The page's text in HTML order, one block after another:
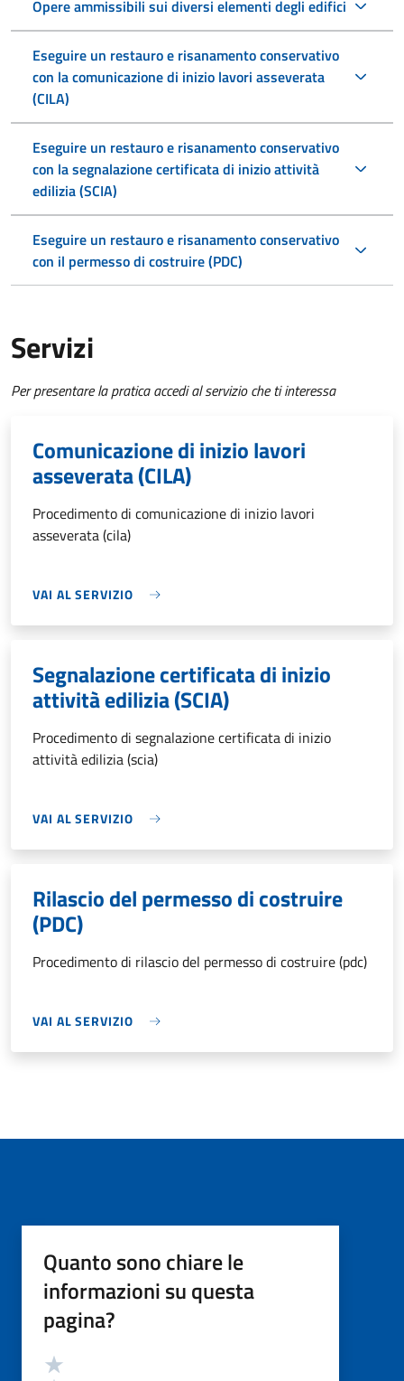
Opere ammissibili sui diversi elementi degli edifici
Eseguire un restauro e risanamento conservativo
con la comunicazione di inizio lavori asseverata
(CILA)
Eseguire un restauro e risanamento conservativo
con la segnalazione certificata di inizio attività
edilizia (SCIA)
Eseguire un restauro e risanamento conservativo
con il permesso di costruire (PDC)
Servizi
Per presentare la pratica accedi al servizio che ti interessa
Comunicazione di inizio lavori
asseverata (CILA)
Procedimento di comunicazione di inizio lavori
asseverata (cila)
VAI AL SERVIZIO
Segnalazione certificata di inizio
attività edilizia (SCIA)
Procedimento di segnalazione certificata di inizio
attività edilizia (scia)
VAI AL SERVIZIO
Rilascio del permesso di costruire
(PDC)
Procedimento di rilascio del permesso di costruire (pdc)
VAI AL SERVIZIO
Quanto sono chiare le
informazioni su questa
pagina?
Valutazione